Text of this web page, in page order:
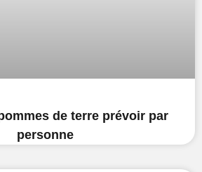
de terre prévoir par
personne